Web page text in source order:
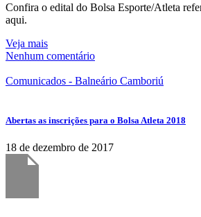
Confira o edital do Bolsa Esporte/Atleta
aqui.
Veja mais
Nenhum comentário
Comunicados - Balneário Camboriú
Abertas as inscrições para o Bolsa Atleta 2018
18 de dezembro de 2017